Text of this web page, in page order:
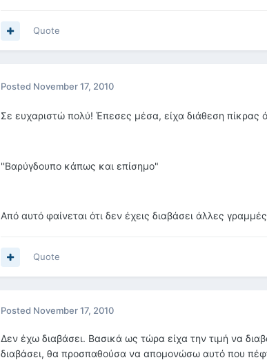
Quote
Posted November 17, 2010
Σε ευχαριστώ πολύ! Έπεσες μέσα, είχα διάθεση πίκρας
''Βαρύγδουπο κάπως και επίσημο"
Από αυτό φαίνεται ότι δεν έχεις διαβάσει άλλες
Quote
Posted November 17, 2010
Δεν έχω διαβάσει. Βασικά ως τώρα είχα την τιμή να
διαβάσει, θα προσπαθούσα να απομονώσω αυτό που